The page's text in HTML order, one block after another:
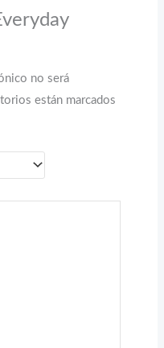
no será
están marcados